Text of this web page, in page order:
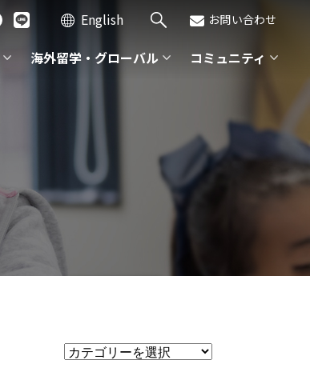
English お問い合わせ
海外留学・グローバル コミュニティ